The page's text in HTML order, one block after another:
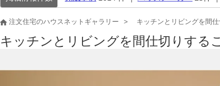
注文住宅のハウスネットギャラリー キッチンとリビングを間
キッチンとリビングを間仕切りする